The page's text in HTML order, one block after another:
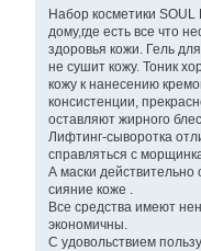
Набор косметики
дому,где есть все что
здоровья кожи. Гель
не сушит кожу. Тоник
кожу к нанесению
консистенции,
оставляют жирного
Лифтинг-сыворотка
справляться с
А маски
сияние коже .
Все средства имеют
экономичны.
С удовольствием